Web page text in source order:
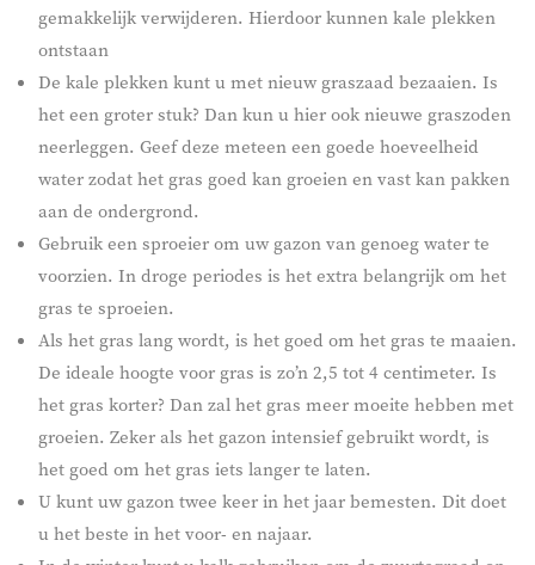
gemakkelijk verwijderen. Hierdoor kunnen kale plekken
ontstaan
De kale plekken kunt u met nieuw graszaad bezaaien. Is
het een groter stuk? Dan kun u hier ook nieuwe graszoden
neerleggen. Geef deze meteen een goede hoeveelheid
water zodat het gras goed kan groeien en vast kan pakken
aan de ondergrond.
Gebruik een sproeier om uw gazon van genoeg water te
voorzien. In droge periodes is het extra belangrijk om het
gras te sproeien.
Als het gras lang wordt, is het goed om het gras te maaien.
De ideale hoogte voor gras is zo’n 2,5 tot 4 centimeter. Is
het gras korter? Dan zal het gras meer moeite hebben met
groeien. Zeker als het gazon intensief gebruikt wordt, is
het goed om het gras iets langer te laten.
U kunt uw gazon twee keer in het jaar bemesten. Dit doet
u het beste in het voor- en najaar.